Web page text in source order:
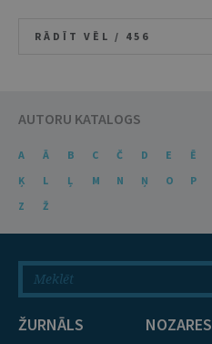
RĀDĪT VĒL / 456
AUTORU KATALOGS
A Ā B C Č D E Ē
Ķ
L Ļ M N Ņ O P
Z
Ž
ŽURNĀLS
NOZARES